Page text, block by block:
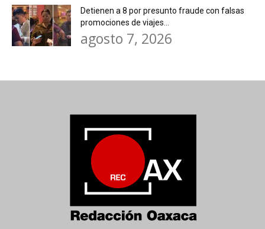
Detienen a 8 por presunto fraude con falsas
promociones de viajes...
agosto 7, 2026